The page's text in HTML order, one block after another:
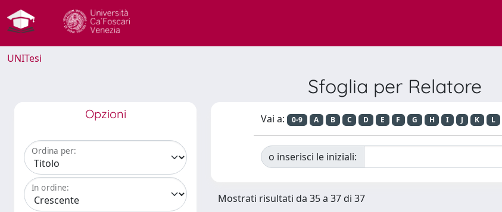
UNITesi
Sfoglia per Relatore
Opzioni
Ordina per:
In ordine:
Vai a: 0-9 A B C D E F G H I J K L
o inserisci le iniziali:
Mostrati risultati da 35 a 37 di 37